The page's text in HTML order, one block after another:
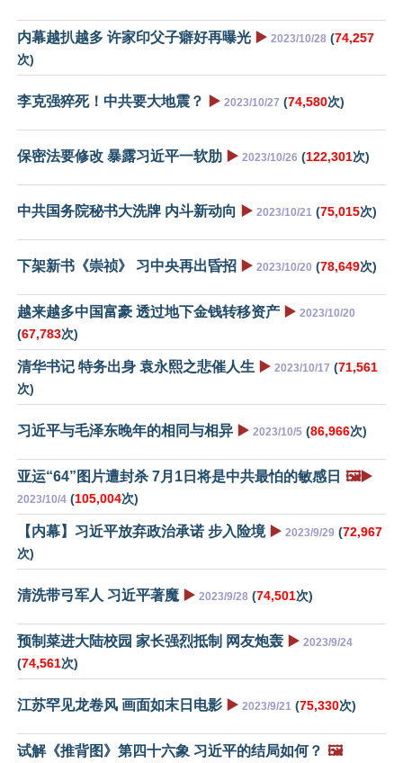
内幕越扒越多 许家印父子癖好再曝光 ▶️ 2023/10/28 (74,257
次)
李克强猝死！中共要大地震？ ▶️ 2023/10/27 (74,580次)
保密法要修改 暴露习近平一软肋 ▶️ 2023/10/26 (122,301次)
中共国务院秘书大洗牌 内斗新动向 ▶️ 2023/10/21 (75,015次)
下架新书《崇祯》 习中央再出昏招 ▶️ 2023/10/20 (78,649次)
越来越多中国富豪 透过地下金钱转移资产 ▶️ 2023/10/20
(67,783次)
清华书记 特务出身 袁永熙之悲催人生 ▶️ 2023/10/17 (71,561
次)
习近平与毛泽东晚年的相同与相异 ▶️ 2023/10/5 (86,966次)
亚运“64”图片遭封杀 7月1日将是中共最怕的敏感日 🖼️▶️
2023/10/4 (105,004次)
【内幕】习近平放弃政治承诺 步入险境 ▶️ 2023/9/29 (72,967
次)
清洗带弓军人 习近平著魔 ▶️ 2023/9/28 (74,501次)
预制菜进大陆校园 家长强烈抵制 网友炮轰 ▶️ 2023/9/24
(74,561次)
江苏罕见龙卷风 画面如末日电影 ▶️ 2023/9/21 (75,330次)
试解《推背图》第四十六象 习近平的结局如何？ 🖼️